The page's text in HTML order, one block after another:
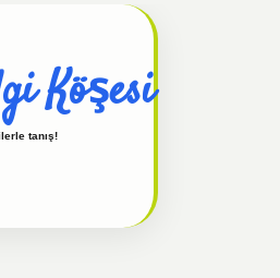
Köşesi
tanış!